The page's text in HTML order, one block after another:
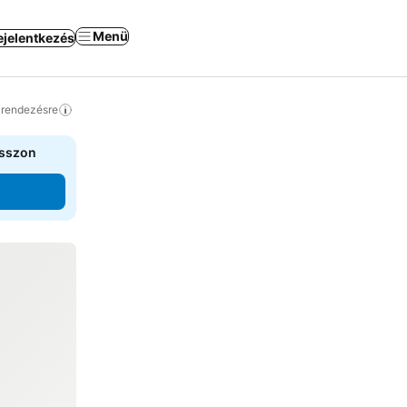
Menü